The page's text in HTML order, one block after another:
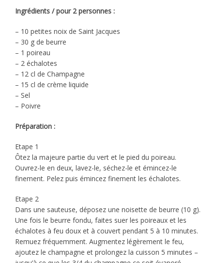
Ingrédients / pour 2 personnes :
– 10 petites noix de Saint Jacques
– 30 g de beurre
– 1 poireau
– 2 échalotes
– 12 cl de Champagne
– 15 cl de crème liquide
– Sel
– Poivre
Préparation :
Etape 1
Ôtez la majeure partie du vert et le pied du poireau.
Ouvrez-le en deux, lavez-le, séchez-le et émincez-le
finement. Pelez puis émincez finement les échalotes.
Etape 2
Dans une sauteuse, déposez une noisette de beurre (10 g).
Une fois le beurre fondu, faites suer les poireaux et les
échalotes à feu doux et à couvert pendant 5 à 10 minutes.
Remuez fréquemment. Augmentez légèrement le feu,
ajoutez le champagne et prolongez la cuisson 5 minutes –